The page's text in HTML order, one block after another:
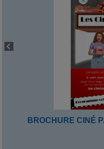
BROCHURE CINÉ